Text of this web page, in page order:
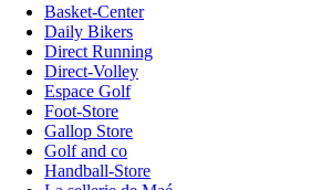
Basket-Center
Daily Bikers
Direct Running
Direct-Volley
Espace Golf
Foot-Store
Gallop Store
Golf and co
Handball-Store